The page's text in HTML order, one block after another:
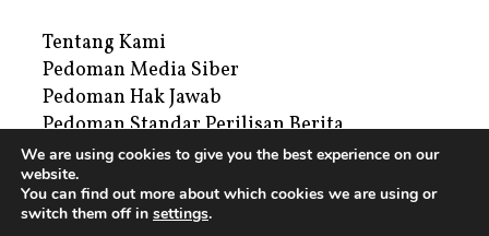
Tentang Kami
Pedoman Media Siber
Pedoman Hak Jawab
Pedoman Standar Perilisan Berita
Privacy Policy
Periklanan
We are using cookies to give you the best experience on our
website.
You can find out more about which cookies we are using or
switch them off in settings.